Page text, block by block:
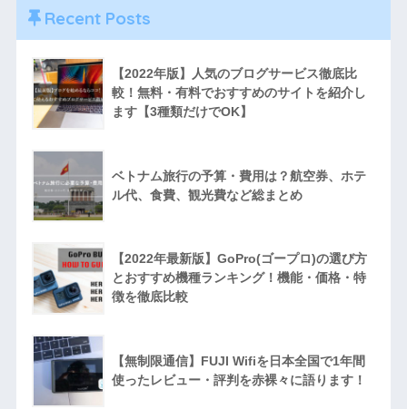
Recent Posts
【2022年版】人気のブログサービス徹底比
較！無料・有料でおすすめのサイトを紹介し
ます【3種類だけでOK】
ベトナム旅行の予算・費用は？航空券、ホテ
ル代、食費、観光費など総まとめ
【2022年最新版】GoPro(ゴープロ)の選び方
とおすすめ機種ランキング！機能・価格・特
徴を徹底比較
【無制限通信】FUJI Wifiを日本全国で1年間
使ったレビュー・評判を赤裸々に語ります！